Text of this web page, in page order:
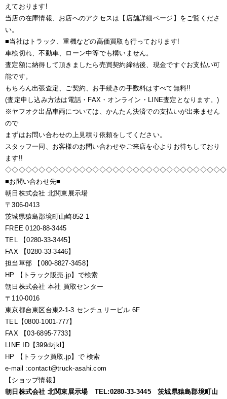
えております!
当店の在庫情報、お店へのアクセスは【店舗詳細ページ】をご覧くださ
い。
■当社はトラック、重機などの高価買取も行っております!
車検切れ、不動車、ローン中等でも構いません。
査定額に納得して頂きましたら売買契約締結後、現金ですぐお支払い可
能です。
もちろん出張査定、ご契約、お手続きの手数料はすべて無料!!
(査定申し込み方法は電話・FAX・オンライン・LINE査定となります。)
※ヤフオク出品車両については、かんたん決済での支払いが出来ません
ので
まずはお問い合わせの上見積り依頼をしてください。
スタッフ一同、お客様のお問い合わせやご来店を心よりお待ちしており
ます!!
■お問い合わせ先■
朝日株式会社 北関東展示場
〒306-0413
茨城県猿島郡境町山崎852-1
FREE 0120-88-3445
TEL 【0280-33-3445】
FAX 【0280-33-3446】
担当草部 【080-8827-3458】
HP 【トラック販売.jp】で検索
朝日株式会社 本社 買取センター
〒110-0016
東京都台東区台東2-1-3 センチュリービル 6F
TEL【0800-1001-777】
FAX 【03-6895-7733】
LINE ID【399dzjkl】
HP 【トラック買取.jp】で 検索
e-mail :contact@truck-asahi.com
【ショップ情報】
朝日株式会社 北関東展示場 TEL:0280-33-3445 茨城県猿島郡境町山